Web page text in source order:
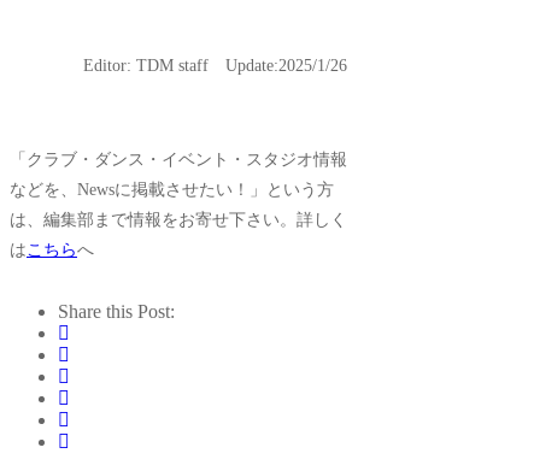
Editor: TDM staff Update:2025/1/26
「クラブ・ダンス・イベント・スタジオ情報
などを、Newsに掲載させたい！」という方
は、編集部まで情報をお寄せ下さい。詳しく
はこちらへ
Share this Post: